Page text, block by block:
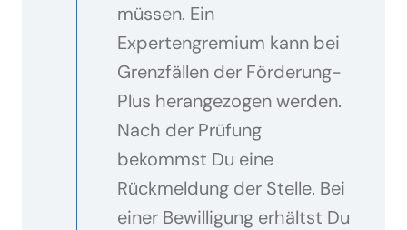
müssen. Ein
Expertengremium kann bei
Grenzfällen der Förderung-
Plus herangezogen werden.
Nach der Prüfung
bekommst Du eine
Rückmeldung der Stelle. Bei
einer Bewilligung erhältst Du